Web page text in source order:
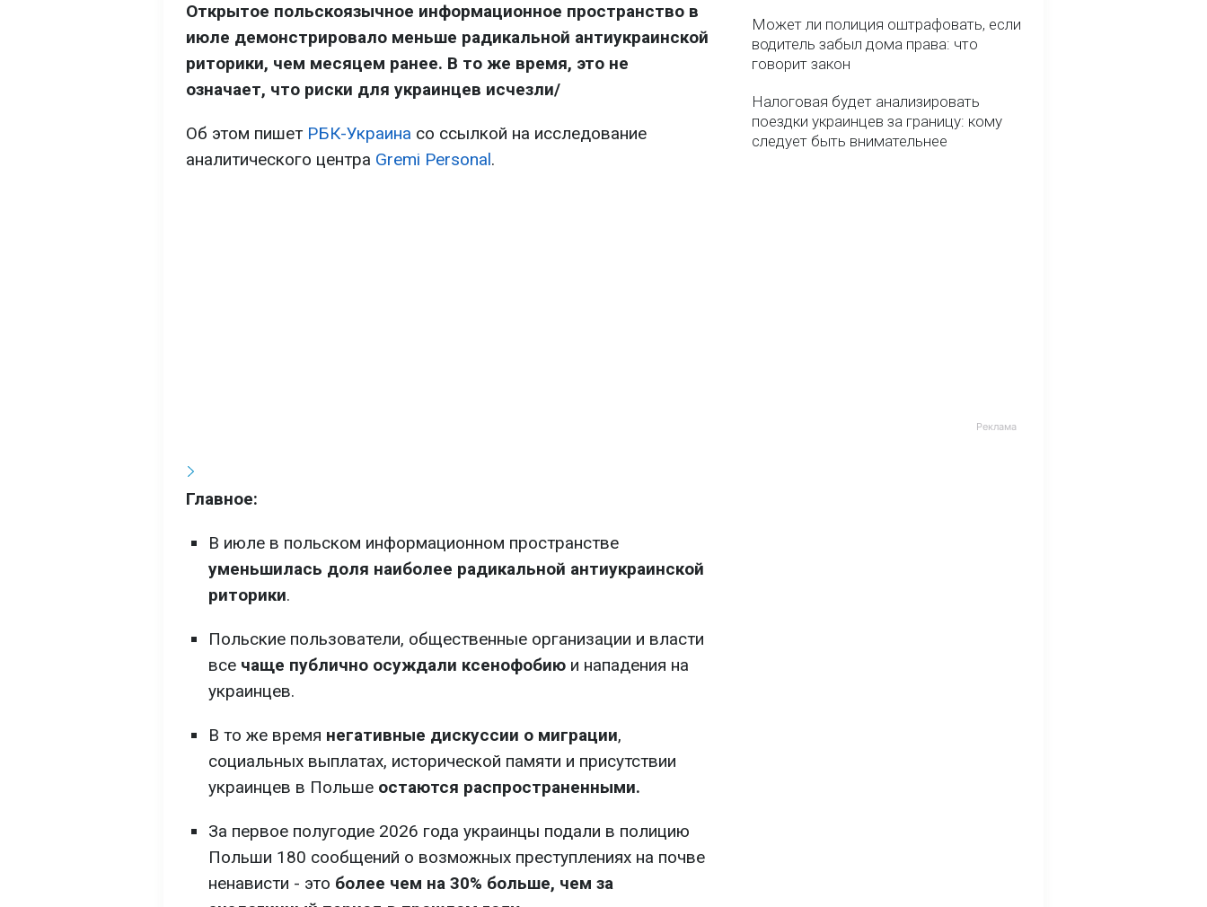
Открытое польскоязычное информационное пространство в
июле демонстрировало меньше радикальной антиукраинской
риторики, чем месяцем ранее. В то же время, это не
означает, что риски для украинцев исчезли/
Об этом пишет РБК-Украина со ссылкой на исследование
аналитического центра Gremi Personal.
Главное:
В июле в польском информационном пространстве
уменьшилась доля наиболее радикальной антиукраинской
риторики.
Польские пользователи, общественные организации и власти
все чаще публично осуждали ксенофобию и нападения на
украинцев.
В то же время негативные дискуссии о миграции,
социальных выплатах, исторической памяти и присутствии
украинцев в Польше остаются распространенными.
За первое полугодие 2026 года украинцы подали в полицию
Польши 180 сообщений о возможных преступлениях на почве
ненависти - это более чем на 30% больше, чем за
Может ли полиция оштрафовать, если
водитель забыл дома права: что
говорит закон
Налоговая будет анализировать
поездки украинцев за границу: кому
следует быть внимательнее